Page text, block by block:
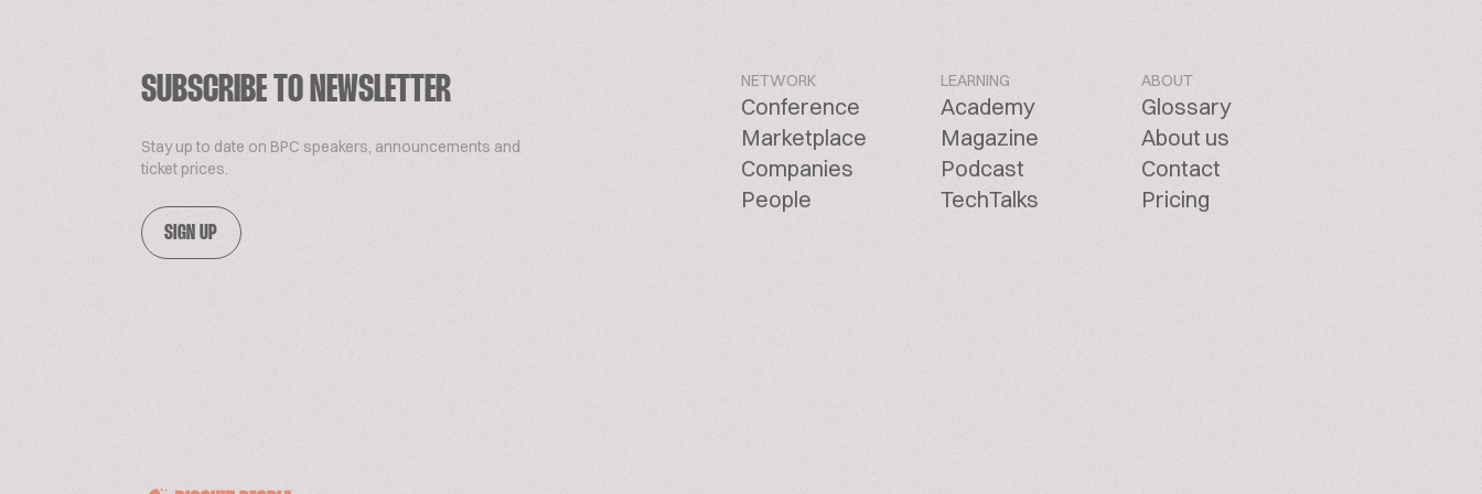
SUBSCRIBE TO NEWSLETTER
Stay up to date on BPC speakers, announcements and
ticket prices.
SIGN UP
NETWORK
Conference
Marketplace
Companies
People
LEARNING
Academy
Magazine
Podcast
TechTalks
ABOUT
Glossary
About us
Contact
Pricing